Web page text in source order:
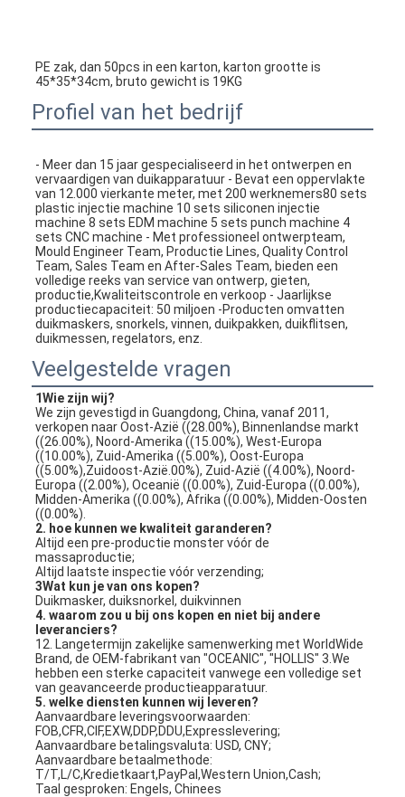
PE zak, dan 50pcs in een karton, karton grootte is
45*35*34cm, bruto gewicht is 19KG
Profiel van het bedrijf
- Meer dan 15 jaar gespecialiseerd in het ontwerpen en
vervaardigen van duikapparatuur - Bevat een oppervlakte
van 12.000 vierkante meter, met 200 werknemers80 sets
plastic injectie machine 10 sets siliconen injectie
machine 8 sets EDM machine 5 sets punch machine 4
sets CNC machine - Met professioneel ontwerpteam,
Mould Engineer Team, Productie Lines, Quality Control
Team, Sales Team en After-Sales Team, bieden een
volledige reeks van service van ontwerp, gieten,
productie,Kwaliteitscontrole en verkoop - Jaarlijkse
productiecapaciteit: 50 miljoen -Producten omvatten
duikmaskers, snorkels, vinnen, duikpakken, duikflitsen,
duikmessen, regelators, enz.
Veelgestelde vragen
1Wie zijn wij?
We zijn gevestigd in Guangdong, China, vanaf 2011,
verkopen naar Oost-Azië ((28.00%), Binnenlandse markt
((26.00%), Noord-Amerika ((15.00%), West-Europa
((10.00%), Zuid-Amerika ((5.00%), Oost-Europa
((5.00%),Zuidoost-Azië.00%), Zuid-Azië ((4.00%), Noord-
Europa ((2.00%), Oceanië ((0.00%), Zuid-Europa ((0.00%),
Midden-Amerika ((0.00%), Afrika ((0.00%), Midden-Oosten
((0.00%).
2. hoe kunnen we kwaliteit garanderen?
Altijd een pre-productie monster vóór de
massaproductie;
Altijd laatste inspectie vóór verzending;
3Wat kun je van ons kopen?
Duikmasker, duiksnorkel, duikvinnen
4. waarom zou u bij ons kopen en niet bij andere
leveranciers?
12. Langetermijn zakelijke samenwerking met WorldWide
Brand, de OEM-fabrikant van "OCEANIC", "HOLLIS" 3.We
hebben een sterke capaciteit vanwege een volledige set
van geavanceerde productieapparatuur.
5. welke diensten kunnen wij leveren?
Aanvaardbare leveringsvoorwaarden:
FOB,CFR,CIF,EXW,DDP,DDU,Expresslevering;
Aanvaardbare betalingsvaluta: USD, CNY;
Aanvaardbare betaalmethode:
T/T,L/C,Kredietkaart,PayPal,Western Union,Cash;
Taal gesproken: Engels, Chinees